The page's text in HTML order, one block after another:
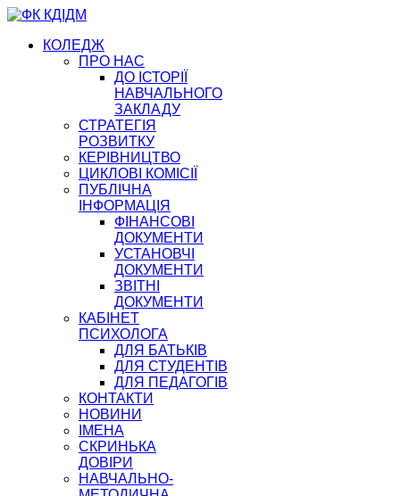
КОЛЕДЖ
ПРО НАС
ДО ІСТОРІЇ
НАВЧАЛЬНОГО
ЗАКЛАДУ
СТРАТЕГІЯ
РОЗВИТКУ
КЕРІВНИЦТВО
ЦИКЛОВІ КОМІСІЇ
ПУБЛІЧНА
ІНФОРМАЦІЯ
ФІНАНСОВІ
ДОКУМЕНТИ
УСТАНОВЧІ
ДОКУМЕНТИ
ЗВІТНІ
ДОКУМЕНТИ
КАБІНЕТ
ПСИХОЛОГА
ДЛЯ БАТЬКІВ
ДЛЯ СТУДЕНТІВ
ДЛЯ ПЕДАГОГІВ
КОНТАКТИ
НОВИНИ
ІМЕНА
СКРИНЬКА
ДОВІРИ
НАВЧАЛЬНО-